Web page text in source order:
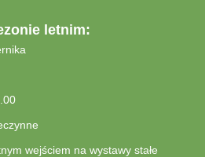
letnim:
wejściem na wystawy stałe